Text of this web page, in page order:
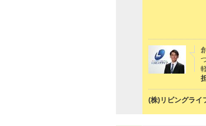
(株)リビングライ